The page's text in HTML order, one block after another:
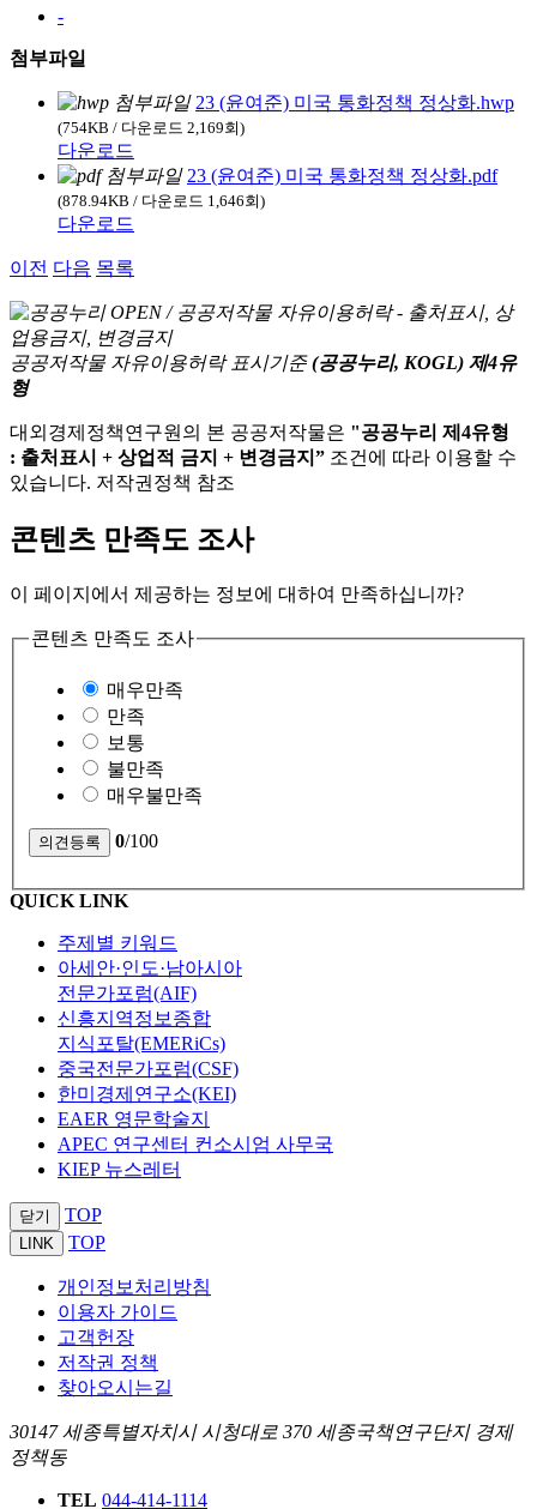
-
첨부파일
23 (윤여준) 미국 통화정책 정상화.hwp
(754KB / 다운로드 2,169회)
다운로드
23 (윤여준) 미국 통화정책 정상화.pdf
(878.94KB / 다운로드 1,646회)
다운로드
이전 다음 목록
공공저작물 자유이용허락 표시기준 (공공누리, KOGL) 제4유
형
대외경제정책연구원의 본 공공저작물은 "공공누리 제4유형
: 출처표시 + 상업적 금지 + 변경금지” 조건에 따라 이용할 수
있습니다. 저작권정책 참조
콘텐츠 만족도 조사
이 페이지에서 제공하는 정보에 대하여 만족하십니까?
콘텐츠 만족도 조사
매우만족
만족
보통
불만족
매우불만족
0/100
QUICK LINK
주제별 키워드
아세안·인도·남아시아
전문가포럼(AIF)
신흥지역정보종합
지식포탈(EMERiCs)
중국전문가포럼(CSF)
한미경제연구소(KEI)
EAER 영문학술지
APEC 연구센터 컨소시엄 사무국
KIEP 뉴스레터
닫기 TOP
LINK TOP
개인정보처리방침
이용자 가이드
고객헌장
저작권 정책
찾아오시는길
30147 세종특별자치시 시청대로 370 세종국책연구단지 경제
정책동
TEL 044-414-1114